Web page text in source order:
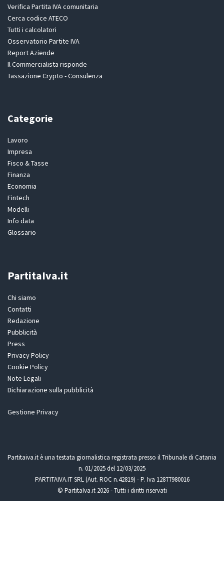
Verifica Partita IVA comunitaria
Cerca codice ATECO
Tutti i calcolatori
Osservatorio Partite IVA
Report Aziende
Il Commercialista risponde
Tassazione Crypto - Consulenza
Categorie
Lavoro
Impresa
Fisco & Tasse
Finanza
Economia
Fintech
Modelli
Info data
Glossario
PartitaIva.it
Chi siamo
Contatti
Redazione
Pubblicità
Press
Privacy Policy
Cookie Policy
Note Legali
Dichiarazione sulla pubblicità
Gestione Privacy
Partitaiva.it è una testata giornalistica registrata presso il Tribunale di Catania
n. 01/2025 del 12/03/2025
PARTITAIVA.IT SRL (Aut. ROC n.42819) - P. Iva 12877980016
© PartitaIva.it 2026 - Tutti i diritti riservati